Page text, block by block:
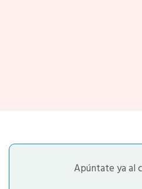
Apúntate ya al